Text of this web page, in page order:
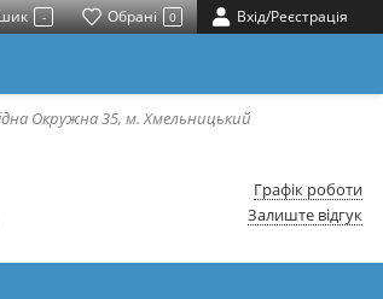
- Обрані 0 Вхід/Реєстрація
Окружна 35, м. Хмельницький
Графік роботи
Залиште відгук